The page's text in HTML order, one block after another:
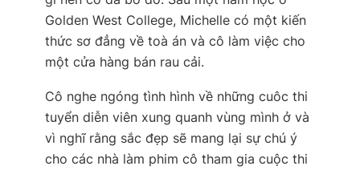
Golden West College, Michelle có một kiến
thức sơ đẳng về toà án và cô làm việc cho
một cửa hàng bán rau cải.
Cô nghe ngóng tình hình về những cuôc thi
tuyển diễn viên xung quanh vùng mình ở và
vì nghĩ rằng sắc đẹp sẽ mang lại sự chú ý
cho các nhà làm phim cô tham gia cuộc thi